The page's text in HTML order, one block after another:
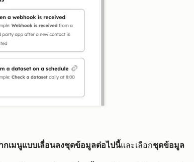
กเมนูแบบเลื่อนลงชุดข้อมูลต่อไปนี้และเลือกชุดข้อมูล